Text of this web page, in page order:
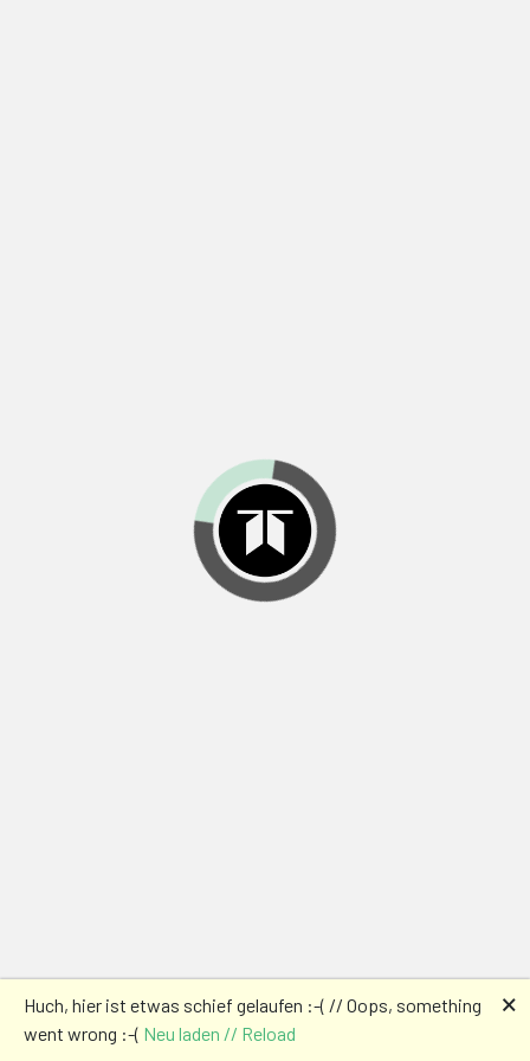
Huch, hier ist etwas schief gelaufen :-( // Oops, something
went wrong :-( Neu laden // Reload
🗙